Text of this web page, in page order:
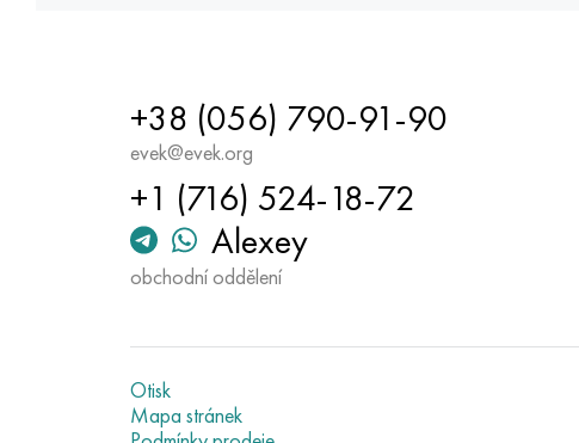
+38 (056) 790-91-90
evek@evek.org
+1 (716) 524-18-72
Alexey
obchodní oddělení
Otisk
Mapa stránek